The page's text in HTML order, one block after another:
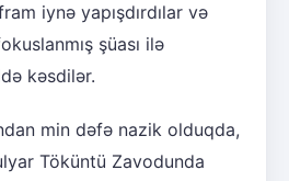
iynə yapışdırdılar və
şüası ilə
kəsdilər.
min dəfə nazik olduqda,
Töküntü Zavodunda